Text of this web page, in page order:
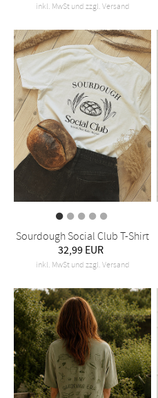
inkl. MwSt und zzgl. Versand
Sourdough Social Club T-Shirt
32,99 EUR
inkl. MwSt und zzgl. Versand